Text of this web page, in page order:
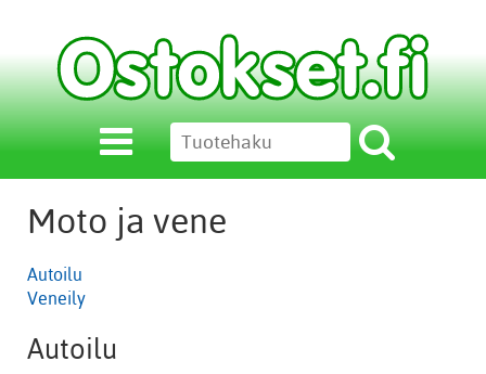
Moto ja vene
Autoilu
Veneily
Autoilu